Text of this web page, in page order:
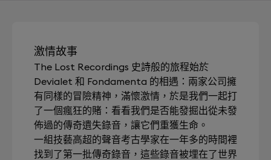
激情故事
The Lost Recordings 史詩般的旅程始於
Devialet 和 Fondamenta 的相遇：兩家公司擁
有同樣的冒險精神，滿懷激情，於是我們一起打
了一個瘋狂的賭：看看我們是否能發掘出從未發
佈過的傳奇遺失錄音，讓它們重獲生命。
一組技藝高超的聲音考古學家在一年多的時間裡
找到了第一批傳奇錄音，這些錄音被埋在了世界